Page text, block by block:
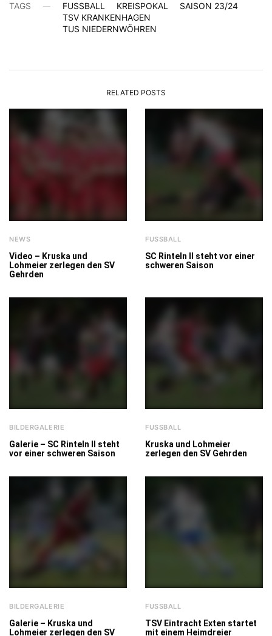
TAGS FUSSBALL KREISPOKAL
SAISON 23/24
TSV KRANKENHAGEN
TUS NIEDERNWÖHREN
RELATED POSTS
NEWS
Video – Kruska und
Lohmeier zerlegen den SV
Gehrden
FUSSBALL
SC Rinteln II steht vor einer
schweren Saison
BILDERGALERIE
Galerie – SC Rinteln II steht
vor einer schweren Saison
FUSSBALL
Kruska und Lohmeier
zerlegen den SV Gehrden
BILDERGALERIE
Galerie – Kruska und
Lohmeier zerlegen den SV
FUSSBALL
TSV Eintracht Exten startet
mit einem Heimdreier